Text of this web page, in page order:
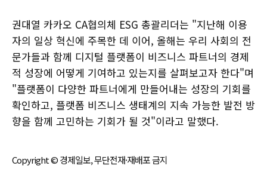
권대열 카카오 CA협의체 ESG 총괄리더는 "지난해 이용
자의 일상 혁신에 주목한 데 이어, 올해는 우리 사회의 전
문가들과 함께 디지털 플랫폼이 비즈니스 파트너의 경제
적 성장에 어떻게 기여하고 있는지를 살펴보고자 한다"며
"플랫폼이 다양한 파트너에게 만들어내는 성장의 기회를
확인하고, 플랫폼 비즈니스 생태계의 지속 가능한 발전 방
향을 함께 고민하는 기회가 될 것"이라고 말했다.
Copyright © 경제일보, 무단전재·재배포 금지